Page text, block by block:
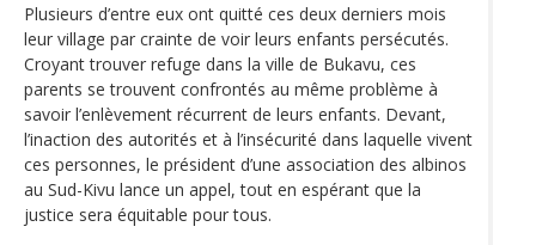
Plusieurs d’entre eux ont quitté ces deux derniers mois
leur village par crainte de voir leurs enfants persécutés.
Croyant trouver refuge dans la ville de Bukavu, ces
parents se trouvent confrontés au même problème à
savoir l’enlèvement récurrent de leurs enfants. Devant,
l’inaction des autorités et à l’insécurité dans laquelle vivent
ces personnes, le président d’une association des albinos
au Sud-Kivu lance un appel, tout en espérant que la
justice sera équitable pour tous.